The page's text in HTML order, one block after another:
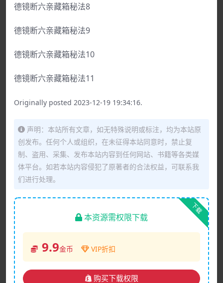
德镜断六亲藏箱秘法8
德镜断六亲藏箱秘法9
德镜断六亲藏箱秘法10
德镜断六亲藏箱秘法11
Originally posted 2023-12-19 19:34:16.
声明：本站所有文章，如无特殊说明或标注，均为本站原
创发布。任何个人或组织，在未征得本站同意时，禁止复
制、盗用、采集、发布本站内容到任何网站、书籍等各类媒
体平台。如若本站内容侵犯了原著者的合法权益，可联系我
们进行处理。
下载
本资源需权限下载
9.9金币 VIP折扣
购买下载权限